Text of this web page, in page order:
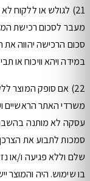
21) לגולש או
מעבר לסכום רכישת
סכום הרכישה יהווה את
במידה ויהא וויכוח או
22) אם סופק המוצר
משרדי האתר הראשיים
עסקה לא מותנה
סמכות לתבוע את
שלם וללא פגיעה ו/או
בו שימוש. היה והמוצר